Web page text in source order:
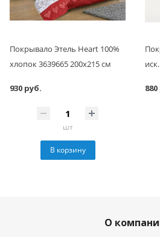
Покрывало Этель Heart 100%
хлопок 3639665 200х215 см
930 руб.
шт
В корзину
О